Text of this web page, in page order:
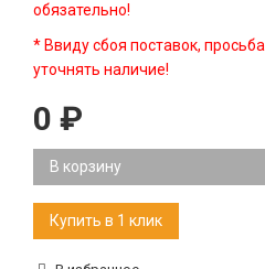
обязательно!
* Ввиду сбоя поставок,
уточнять наличие!
0 ₽
В корзину